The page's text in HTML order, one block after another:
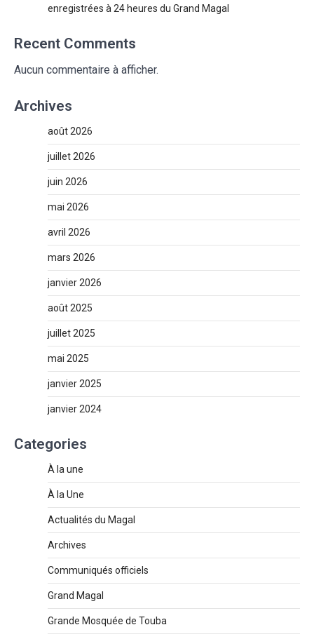
enregistrées à 24 heures du Grand Magal
Recent Comments
Aucun commentaire à afficher.
Archives
août 2026
juillet 2026
juin 2026
mai 2026
avril 2026
mars 2026
janvier 2026
août 2025
juillet 2025
mai 2025
janvier 2025
janvier 2024
Categories
À la une
À la Une
Actualités du Magal
Archives
Communiqués officiels
Grand Magal
Grande Mosquée de Touba